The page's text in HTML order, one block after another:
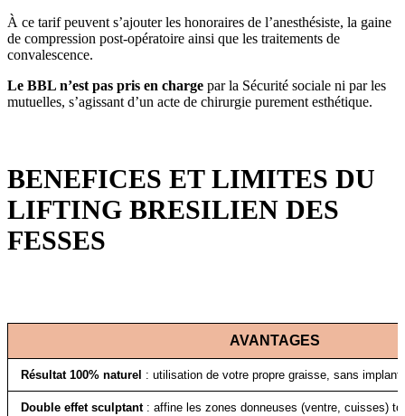
À ce tarif peuvent s’ajouter les honoraires de l’anesthésiste, la gaine
de compression post-opératoire ainsi que les traitements de
convalescence.
Le BBL n’est pas pris en charge par la Sécurité sociale ni par les
mutuelles, s’agissant d’un acte de chirurgie purement esthétique.
BENEFICES ET LIMITES DU
LIFTING BRESILIEN DES
FESSES
AVANTAGES
Résultat 100% naturel : utilisation de votre propre graisse, sans implant
Double effet sculptant: affine les zones donneuses (ventre, cuisses)